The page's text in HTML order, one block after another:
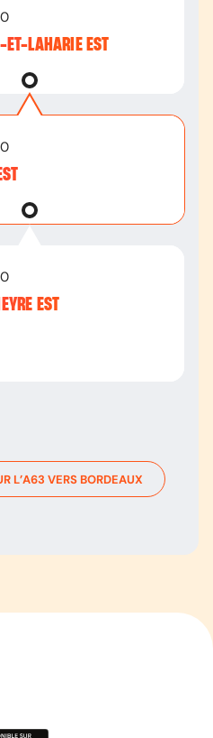
ET-LAHARIE EST
EST
L’A63 VERS BORDEAUX